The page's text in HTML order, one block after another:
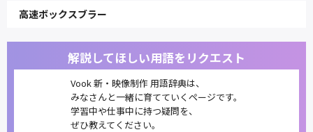
高速ボックスブラー
解説してほしい用語をリクエスト
Vook 新・映像制作 用語辞典は、
みなさんと一緒に育てていくページです。
学習中や仕事中に持つ疑問を、
ぜひ教えてください。